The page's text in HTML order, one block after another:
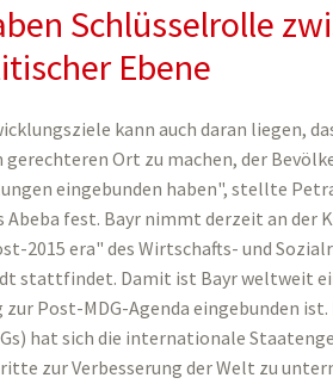
Schlüsselrolle
Ebene
kann auch daran liegen,
gerechteren Ort zu machen, der
eingebunden haben", stellte
Abeba fest. Bayr nimmt derzeit an der
2015 era" des Wirtschafts- und
stattfindet. Damit ist Bayr weltweit
Post-MDG-Agenda eingebunden
hat sich die internationale
zur Verbesserung der Welt zu